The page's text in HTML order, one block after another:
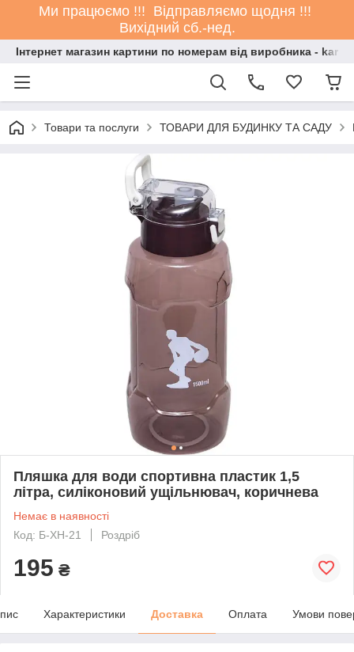
Ми працюємо !!! Відправляємо щодня !!!
Вихідний сб.-нед.
Інтернет магазин картини по номерам від виробника -
Товари та послуги ТОВАРИ ДЛЯ БУДИНКУ ТА САДУ
Пляшка для води спортивна пластик 1,5
літра, силіконовий ущільнювач, коричнева
Немає в наявності
Код: Б-XH-21
Роздріб
195 ₴
Характеристики Доставка Оплата Умови